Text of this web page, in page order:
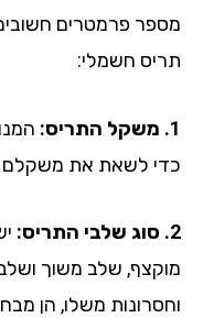
פרמטרים חשובים
חשמלי:
המנוע
לשאת את משקלם של
ישנם
שלב משוך ושלב
משלו, הן